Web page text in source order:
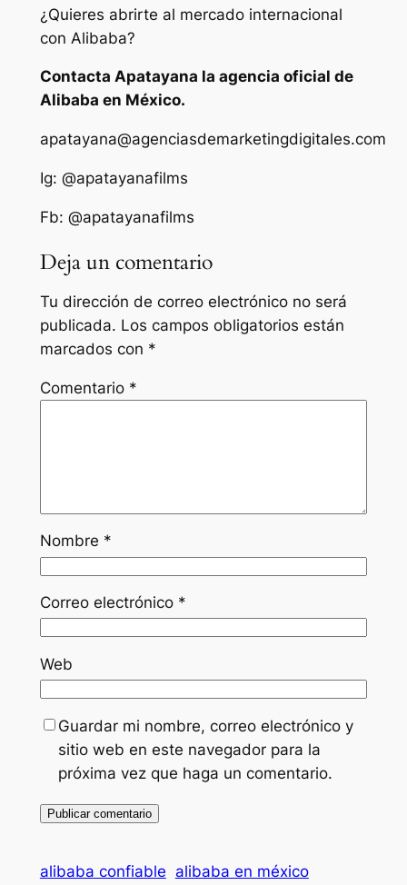
¿Quieres abrirte al mercado internacional
con Alibaba?
Contacta Apatayana la agencia oficial de
Alibaba en México.
apatayana@agenciasdemarketingdigitales.com
Ig: @apatayanafilms
Fb: @apatayanafilms
Deja un comentario
Tu dirección de correo electrónico no será
publicada. Los campos obligatorios están
marcados con *
Comentario *
Nombre *
Correo electrónico *
Web
Guardar mi nombre, correo electrónico y
sitio web en este navegador para la
próxima vez que haga un comentario.
alibaba confiable alibaba en méxico